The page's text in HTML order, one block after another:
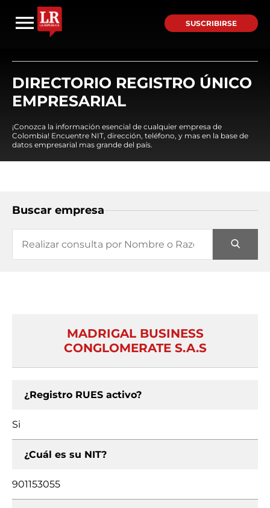
SUSCRIBIRSE
DIRECTORIO REGISTRO ÚNICO
EMPRESARIAL
¡Conozca la información esencial de cualquier empresa de
Colombia! Encuentre NIT, dirección, teléfono, y mas en la base de
datos empresarial mas grande del país.
Buscar empresa
MADRIGAL BUSINESS
CONGLOMERATE S.A.S
¿Registro RUES activo?
Si
¿Cuál es su NIT?
901153055